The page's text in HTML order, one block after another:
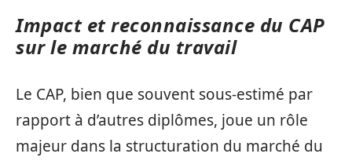
Impact et reconnaissance du CAP
sur le marché du travail
Le CAP, bien que souvent sous-estimé par
rapport à d’autres diplômes, joue un rôle
majeur dans la structuration du marché du